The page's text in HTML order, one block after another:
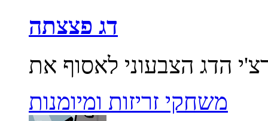
דג פצצתה
משחקי זריזות ומיומנות